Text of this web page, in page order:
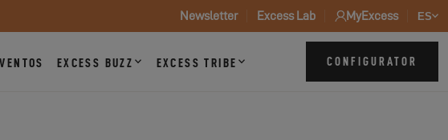
Newsletter Excess Lab MyExcess ES
EXCESS BUZZ EXCESS TRIBE CONFIGURATOR